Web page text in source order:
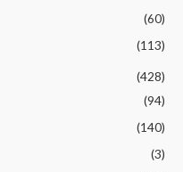
(60)
(113)
(428)
(94)
(140)
(3)